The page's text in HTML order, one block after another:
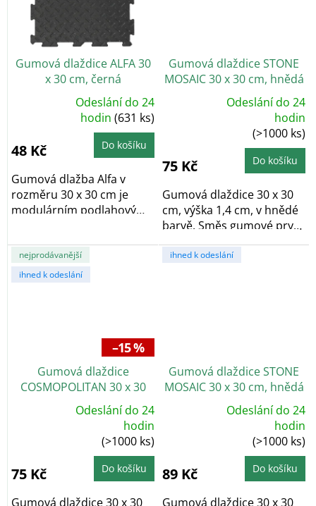
Gumová dlaždice ALFA 30
x 30 cm, černá
4,9
z
5
Odeslání do 24
hodin(631 ks)
48 Kč Do košíku
Gumová dlažba Alfa v
rozměru 30 x 30 cm je
modulárním podlahovým
Gumová dlaždice STONE
MOSAIC 30 x 30 cm, hnědá
z
5
hvězdiček.
Odeslání do 24
hodin
(>1000 ks)
75 Kč Do košíku
Gumová dlaždice 30 x 30
cm, výška 1,4 cm, v hnědé
barvě. Směs gumové pryže
a...
nejprodávanější
ihned k odeslání
–15 %
Gumová dlaždice
COSMOPOLITAN 30 x 30
cm, šedá
z
5
hvězdiček.
Odeslání do 24
hodin
(>1000 ks)
75 Kč Do košíku
Gumová dlaždice 30 x 30
ihned k odeslání
Gumová dlaždice STONE
MOSAIC 30 x 30 cm, hnědá
dub
z
5
hvězdiček.
Odeslání do 24
hodin
(>1000 ks)
89 Kč Do košíku
Gumová dlaždice 30 x 30